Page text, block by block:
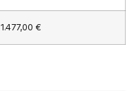
1.477,00 €